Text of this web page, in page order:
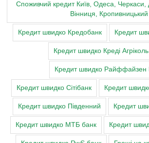
Cпоживчий кредит Київ, Одеса, Черкаси,
Вінниця, Кропивницький
Кредит швидко Кредобанк Кредит
Кредит швидко Креді
Кредит швидко Райффайзен
Кредит швидко Сітібанк Кредит
Кредит швидко Південний Кредит
Кредит швидко МТБ банк Кредит